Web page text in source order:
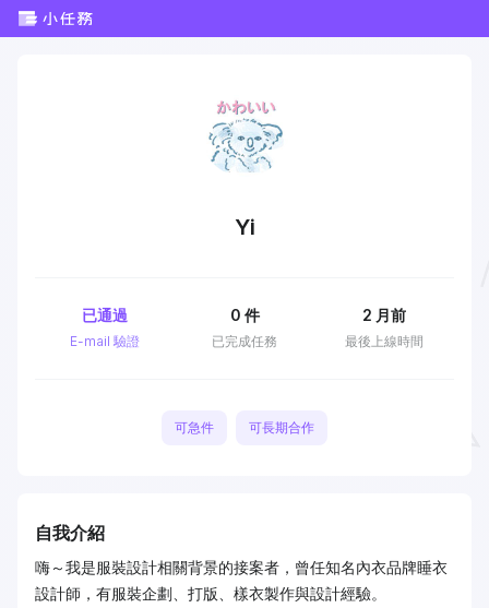
Yi
E-mail 驗證
已通過
已完成任務
0 件
最後上線時間
2 月前
可急件 可長期合作
自我介紹
嗨～我是服裝設計相關背景的接案者，曾任知名內衣品牌睡衣
設計師，有服裝企劃、打版、樣衣製作與設計經驗。